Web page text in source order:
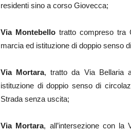
residenti sino a corso Giovecca;
Via Montebello tratto compreso tra
marcia ed istituzione di doppio senso
Via Mortara, tratto da Via Bellaria
istituzione di doppio senso di
Strada senza uscita;
Via Mortara, all’intersezione con la